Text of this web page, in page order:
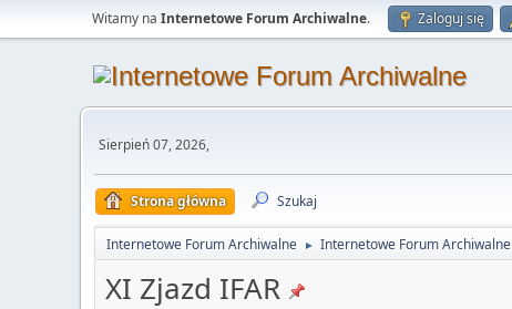
Witamy na Internetowe Forum Archiwalne. Zaloguj się
Sierpień 07, 2026,
Strona główna Szukaj
Internetowe Forum Archiwalne ► Internetowe Forum Archiwalne
XI Zjazd IFAR